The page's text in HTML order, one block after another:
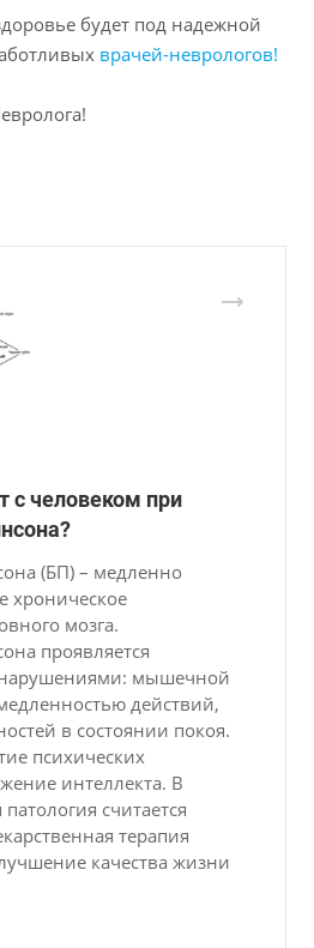
будет под надежной
врачей-неврологов!
с человеком при
(БП) – медленно
хроническое
мозга.
проявляется
мышечной
действий,
в состоянии покоя.
психических
интеллекта. В
считается
терапия
качества жизни